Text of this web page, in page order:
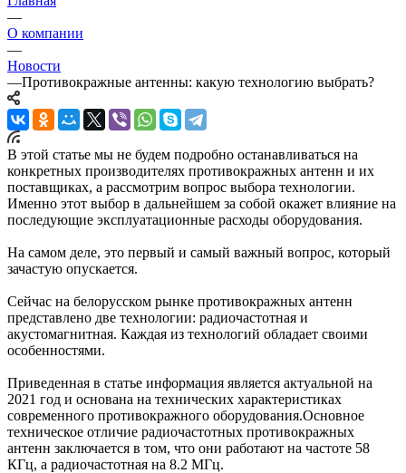
—
О компании
—
Новости
—Противокражные антенны: какую технологию выбрать?
В этой статье мы не будем подробно останавливаться на
конкретных производителях противокражных антенн и их
поставщиках, а рассмотрим вопрос выбора технологии.
Именно этот выбор в дальнейшем за собой окажет влияние на
последующие эксплуатационные расходы оборудования.
На самом деле, это первый и самый важный вопрос, который
зачастую опускается.
Сейчас на белорусском рынке противокражных антенн
представлено две технологии: радиочастотная и
акустомагнитная. Каждая из технологий обладает своими
особенностями.
Приведенная в статье информация является актуальной на
2021 год и основана на технических характеристиках
современного противокражного оборудования.Основное
техническое отличие радиочастотных противокражных
антенн заключается в том, что они работают на частоте 58
КГц, а радиочастотная на 8.2 МГц.